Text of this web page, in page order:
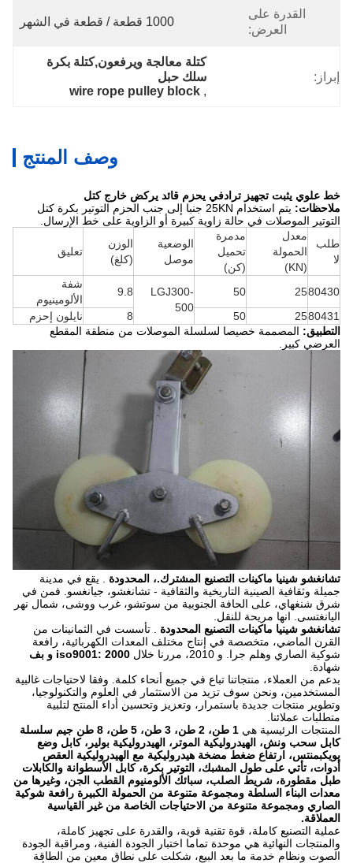
القدرة على
العرض:
1000 قطعة / قطعة في الشهر
إبراز:
كتلة معالجة ويرفعون,كتلة بكرة
سلك حبل
,
wire rope pulley block
وصف المنتج
خط علوي يثبت تجهيز ترادفي يحزم قائد يركض خارج كتل
ملاحظات:
يتم استخدام 25KN جنبا إلى جنب الحزم التوتير بكرة كتل
التوتير الموصلات في حالة زاوية كبيرة أو الزاوية على خط الإرسال.
طلب
معدل
الحمولة
مدمرة
تحميل
(كن)
الوضعية
موصل
الوزن
(كلغ)
تعليق
80430
25
50
LGJ300-
500
9.8
شفة
الألومينيوم
80431
25
50
نايلون إحزم
التطبيق:المصممة خصيصا لسلسلة الموصلات من منطقة المقطع
العرضي كبير.
تشانغشو شينيا ماكينات التصنيع المشترك.، المحدودة. يقع في مدينة
جميلة وثقافية الصينية التاريخية والثقافية - تشانغشو، جيانغسو.
فمن في
شرق شنغهاي، على الحافة الجنوبية من سوتشو، غرب ووشى، شمال نهر
اليانغتسى. انها مريحة للنقل.
تشانغشو شينيا ماكينات التصنيع المحدودة.
تأسست في الثمانينات من
القرن الماضي، متخصصة في إنتاج مختلف المعدات الكهربائية، رافعة
شوكية الصاري وهلم جرا.
و 2010، مررنا خلال
iso9001: 2000 و بف
شهادة.
بدعم من العملاء، منتجاتنا تباع في جميع أنحاء كلمة.
وفقا لاحتياجات غالبية
المستخدمين، ونحن سوف تزيد من الاستثمار في العلوم والتكنولوجيا،
وتطوير منتجات جديدة باستمرار، وتعزيز وتحسين أداء المنتج لتلبية
متطلبات عملائنا.
المنتجات الرئيسية هي
1 طن، 2 طن، 3 طن، 5 طن، 8 طن جيم سلسلة
كابل سحب ونش، الهيدروليكية الموتر، الهيدروليكية بولير، كابل وضع
يويكبمنتس، ارتفاع ضغط مضخة هيدروليكية مع الهيدروليكية العقص
أدوات، تأتي على طول المشبك، التوتير بكرة، كابل الأسطوانة والكابلات
طبل مقطورة، شريط الصلب، سبائك الألومنيوم القطب الجن، وغيرها من
معدات البناء السلطة ومجموعة متنوعة من الحمولة الكبيرة رافعة شوكية
الصاري ومجموعة متنوعة من الاحتياجات الخاصة من غير القياسية
العملاقة.
عملية التصنيع كاملة، قوة تقنية قوية، والقدرة على تجهيز كاملة،
والمنتجات النهائية هي موحدة تماما اختبار الجودة الفنية، ومراقبة الجودة
الصوت ونظام خدمة ما بعد البيع، شكلت على نطاق معين من الطاقة